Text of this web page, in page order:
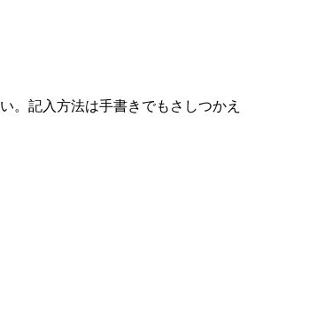
。記入方法は手書きでもさしつかえ